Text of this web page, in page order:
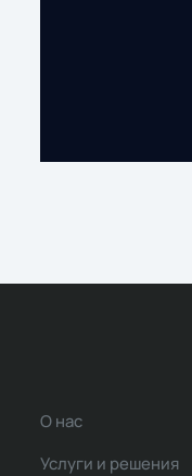
О нас
Услуги и решения